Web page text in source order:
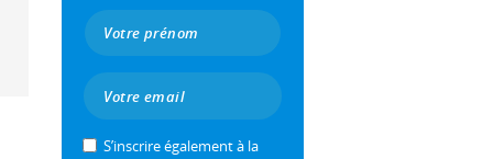
S’inscrire également à la